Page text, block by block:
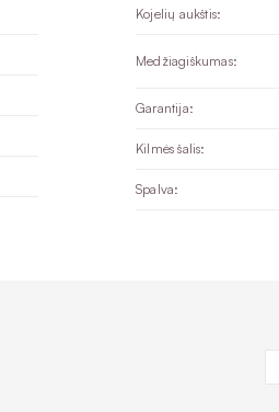
Kojelių aukštis:
Medžiagiškumas:
Garantija:
Kilmės šalis:
Spalva: